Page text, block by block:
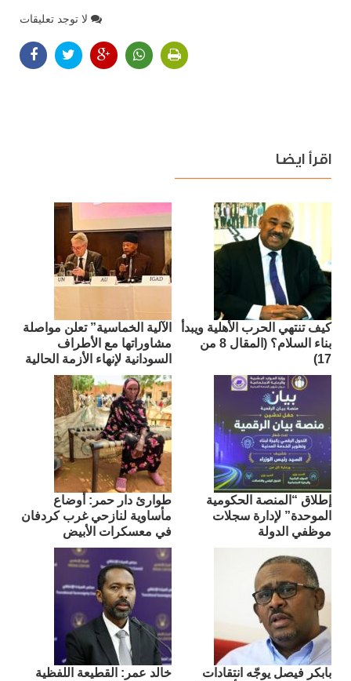
لا توجد تعليقات
اقرأ ايضا
كيف تنتهي الحرب الأهلية ويبدأ
بناء السلام؟ (المقال 8 من
17)
الآلية الخماسية” تعلن مواصلة
مشاوراتها مع الأطراف
السودانية لإنهاء الأزمة الحالية
إطلاق “المنصة الحكومية
الموحدة” لإدارة سجلات
موظفي الدولة
طوارئ دار حمر: أوضاع
مأساوية لنازحي غرب كردفان
في معسكرات الأبيض
بابكر فيصل يوجّه انتقادات
​خالد عمر: القطيعة اللفظية